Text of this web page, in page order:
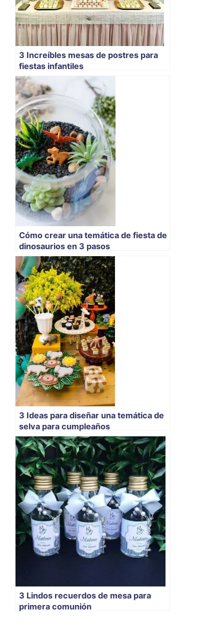
3 Increíbles mesas de postres para
fiestas infantiles
Cómo crear una temática de fiesta de
dinosaurios en 3 pasos
3 Ideas para diseñar una temática de
selva para cumpleaños
3 Lindos recuerdos de mesa para
primera comunión